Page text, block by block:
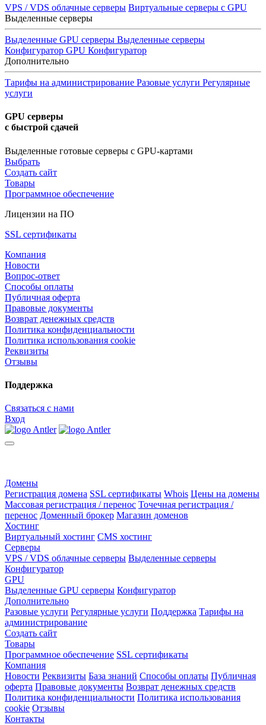
VPS / VDS облачные серверы Виртуальные серверы с GPU
Выделенные серверы
Выделенные GPU серверы Выделенные серверы
Конфигуратор GPU Конфигуратор
Дополнительно
Тарифы на администрирование Разовые услуги Регулярные
услуги
GPU серверы
с быстрой сдачей
Выделенные готовые серверы с GPU-картами
Выбрать
Создать сайт
Товары
Программное обеспечение
Лицензии на ПО
SSL сертификаты
Компания
Новости
Вопрос-ответ
Способы оплаты
Публичная оферта
Правовые документы
Возврат денежных средств
Политика конфиденциальности
Политика использования cookie
Реквизиты
Отзывы
Поддержка
Связаться с нами
Вход
Домены
Регистрация домена SSL сертификаты Whois Цены на домены
Массовая регистрация / перенос Точечная регистрация /
перенос Доменный брокер Магазин доменов
Хостинг
Виртуальный хостинг CMS хостинг
Серверы
VPS / VDS облачные серверы Выделенные серверы
Конфигуратор
GPU
Выделенные GPU серверы Конфигуратор
Дополнительно
Разовые услуги Регулярные услуги Поддержка Тарифы на
администрирование
Создать сайт
Товары
Программное обеспечение SSL сертификаты
Компания
Новости Реквизиты База знаний Способы оплаты Публичная
оферта Правовые документы Возврат денежных средств
Политика конфиденциальности Политика использования
cookie Отзывы
Контакты